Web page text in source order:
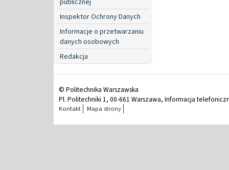
Inspektor Ochrony Danych
Informacje o przetwarzaniu
danych osobowych
Redakcja
© Politechnika Warszawska
Pl. Politechniki 1, 00-661 Warszawa, Informacja
Kontakt Mapa strony